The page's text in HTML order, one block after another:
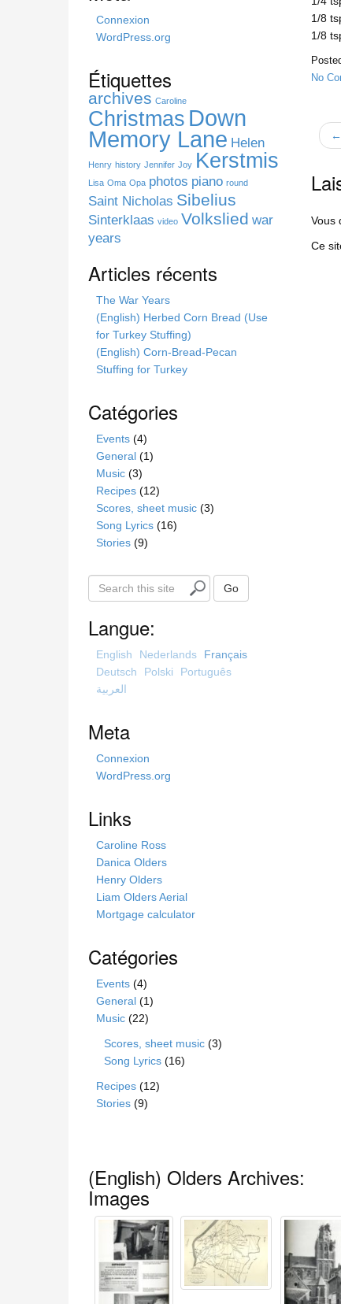
1/8
1/8
No
Vous
Ce
i
t
e
Connexion
WordPress.org
Étiquettes
archives Caroline
Christmas Down
Memory Lane Helen
Henry history Jennifer Joy Kerstmis
Lisa Oma Opa photos piano round
Saint Nicholas Sibelius
Sinterklaas video Volkslied war
years
Articles récents
The War Years
(English) Herbed Corn Bread (Use
for Turkey Stuffing)
(English) Corn-Bread-Pecan
Stuffing for Turkey
Catégories
Events (4)
General (1)
Music (3)
Recipes (12)
Scores, sheet music (3)
Song Lyrics (16)
Stories (9)
e
r
s
Go
Langue:
English Nederlands
Français
Deutsch
Polski
Português
العربية
Meta
Connexion
WordPress.org
Links
Caroline Ross
Danica Olders
Henry Olders
Liam Olders Aerial
Mortgage calculator
Catégories
Events (4)
General (1)
Music (22)
Scores, sheet music (3)
Song Lyrics (16)
Recipes (12)
Stories (9)
(English) Olders Archives:
Images